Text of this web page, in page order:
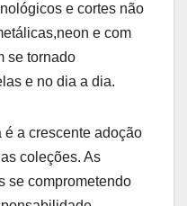
e cortes não
⁣e ⁣com‌
⁤se tornado
e no dia a dia.
a crescente adoção‌
coleções. As
se comprometendo